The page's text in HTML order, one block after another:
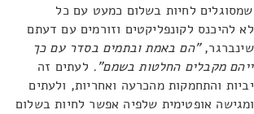
שמסוגלים לחיות בשלום כמעט עם כל
להיכנס לקונפליקטים וזורמים עם דעתם
"הם באמת ובתמים בסדר עם כך
מקבלים החלטות בשמם". לעתים זה
והתחמקות מהכרעה ואחריות, ולעתים
אופטימית שלפיה אפשר לחיות בשלום